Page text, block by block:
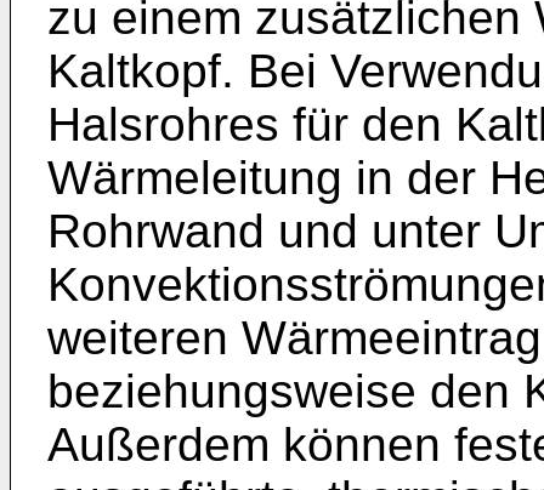
zu einem zusätzlichen
Kaltkopf. Bei
Halsrohres für den
Wärmeleitung in der
Rohrwand und unter
weiteren
beziehungsweise den
Außerdem können